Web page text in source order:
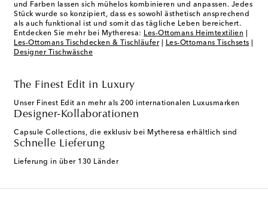
und Farben lassen sich mühelos kombinieren und anpassen. Jedes
Stück wurde so konzipiert, dass es sowohl ästhetisch ansprechend
als auch funktional ist und somit das tägliche Leben bereichert.
Entdecken Sie mehr bei Mytheresa: Les-Ottomans Heimtextilien
Les-Ottomans Tischdecken & Tischläufer| Les-Ottomans Tischsets
Designer Tischwäsche
The Finest Edit in Luxury
Unser Finest Edit an mehr als 200 internationalen Luxusmarken
Designer-Kollaborationen
Capsule Collections, die exklusiv bei Mytheresa erhältlich sind
Schnelle Lieferung
Lieferung in über 130 Länder